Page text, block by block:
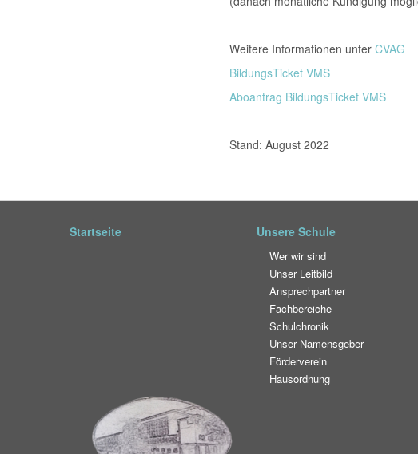
Weitere Informationen unter CVAG
BildungsTicket VMS
Aboantrag BildungsTicket VMS
Stand: August 2022
Startseite Unsere Schule
Wer wir sind
Unser Leitbild
Ansprechpartner
Fachbereiche
Schulchronik
Unser Namensgeber
Förderverein
Hausordnung